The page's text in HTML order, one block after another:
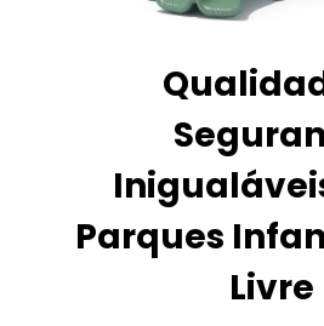
Parques
Livre